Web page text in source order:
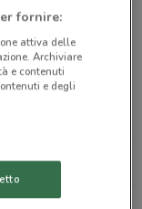
vicinanze
fornire:
attiva delle
Archiviare
e contenuti
e degli